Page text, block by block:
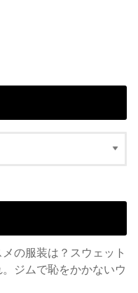
の服装は？スウェット
ジムで恥をかかないウ